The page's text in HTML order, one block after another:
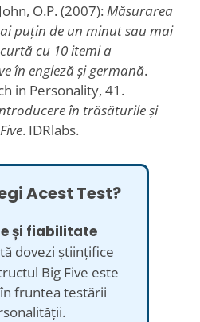
O.P. (2007): Măsurarea
puțin de un minut sau mai
cu 10 itemi a
în engleză și germană.
in Personality, 41.
în trăsăturile și
. IDRlabs.
Acest Test?
și fiabilitate
dovezi științifice
Big Five este
fruntea testării